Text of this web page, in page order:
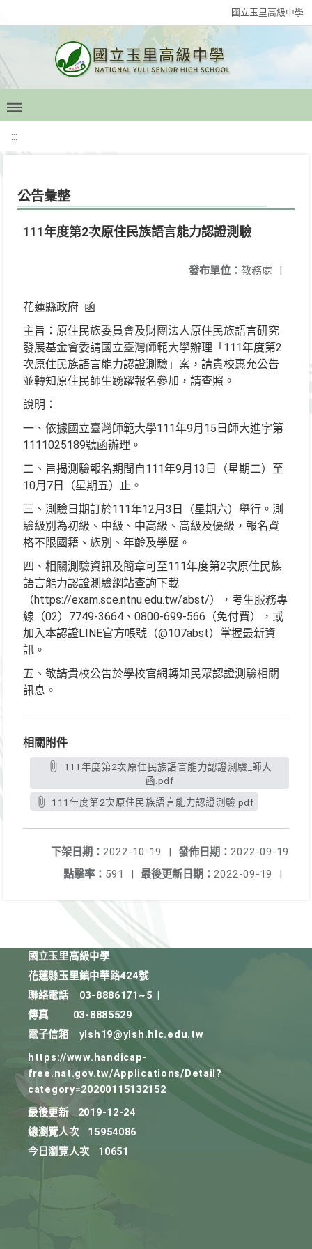
國立玉里高級中學
:::
公告彙整
111年度第2次原住民族語言能力認證測驗
發布單位： 教務處 |
花蓮縣政府 函
主旨：原住民族委員會及財團法人原住民族語言研究
發展基金會委請國立臺灣師範大學辦理「111年度第2
次原住民族語言能力認證測驗」案，請貴校惠允公告
並轉知原住民師生踴躍報名參加，請查照。
說明：
一、依據國立臺灣師範大學111年9月15日師大進字第
1111025189號函辦理。
二、旨揭測驗報名期間自111年9月13日（星期二）至
10月7日（星期五）止。
三、測驗日期訂於111年12月3日（星期六）舉行。測
驗級別為初級、中級、中高級、高級及優級，報名資
格不限國籍、族別、年齡及學歷。
四、相關測驗資訊及簡章可至111年度第2次原住民族
語言能力認證測驗網站查詢下載
（https://exam.sce.ntnu.edu.tw/abst/），考生服務專
線（02）7749-3664、0800-699-566（免付費），或
加入本認證LINE官方帳號（@107abst）掌握最新資
訊。
五、敬請貴校公告於學校官網轉知民眾認證測驗相關
訊息。
相關附件
函.pdf
111年度第2次原住民族語言能力認證測驗.pdf
發佈日期： 2022-09-19
下架日期： 2022-10-19
|
最後更新日期： 2022-09-19 |
點擊率： 591 |
國立玉里高級中學
花蓮縣玉里鎮中華路424號
聯絡電話
03-8886171~5
傳真
03-8885529
電子信箱
ylsh19@ylsh.hlc.edu.tw
https://www.handicap-
free.nat.gov.tw/Applications/Detail?
category=20200115132152
最後更新
2019-12-24
總瀏覽人次
15954086
今日瀏覽人次
10651